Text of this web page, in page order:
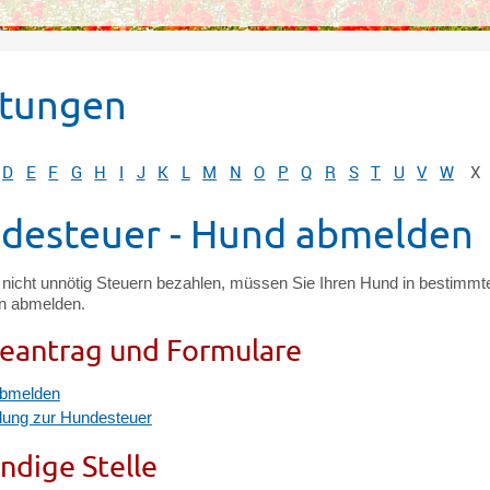
D E F G H I J K L M N O P Q R S T U V W X
- Hund abmelden
unnötig Steuern bezahlen, müssen Sie Ihren Hund in
abmelden.
und Formulare
zur Hundesteuer
Stelle